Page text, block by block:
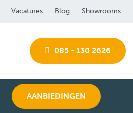
Vacatures Blog Showrooms
085 - 130 2626
AANBIEDINGEN